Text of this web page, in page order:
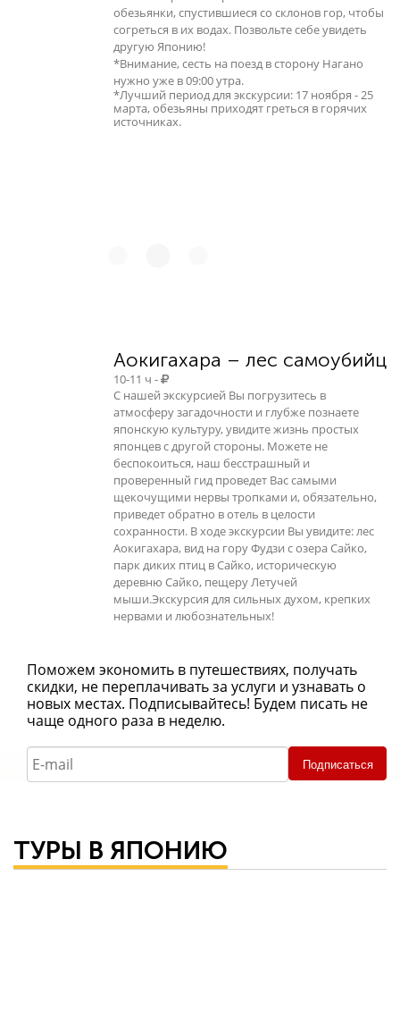
обезьянки, спустившиеся со склонов гор, чтобы
согреться в их водах. Позвольте себе увидеть
другую Японию!
*Внимание, сесть на поезд в сторону Нагано
нужно уже в 09:00 утра.
*Лучший период для экскурсии: 17 ноября - 25
марта, обезьяны приходят греться в горячих
источниках.
Аокигахара – лес самоубийц
10-11 ч -
С нашей экскурсией Вы погрузитесь в
атмосферу загадочности и глубже познаете
японскую культуру, увидите жизнь простых
японцев с другой стороны. Можете не
беспокоиться, наш бесстрашный и
проверенный гид проведет Вас самыми
щекочущими нервы тропками и, обязательно,
приведет обратно в отель в целости
сохранности. В ходе экскурсии Вы увидите: лес
Аокигахара, вид на гору Фудзи с озера Сайко,
парк диких птиц в Сайко, историческую
деревню Сайко, пещеру Летучей
мыши.Экскурсия для сильных духом, крепких
нервами и любознательных!
Поможем экономить в путешествиях, получать
скидки, не переплачивать за услуги и узнавать о
новых местах. Подписывайтесь! Будем писать не
чаще одного раза в неделю.
Подписаться
ТУРЫ В ЯПОНИЮ